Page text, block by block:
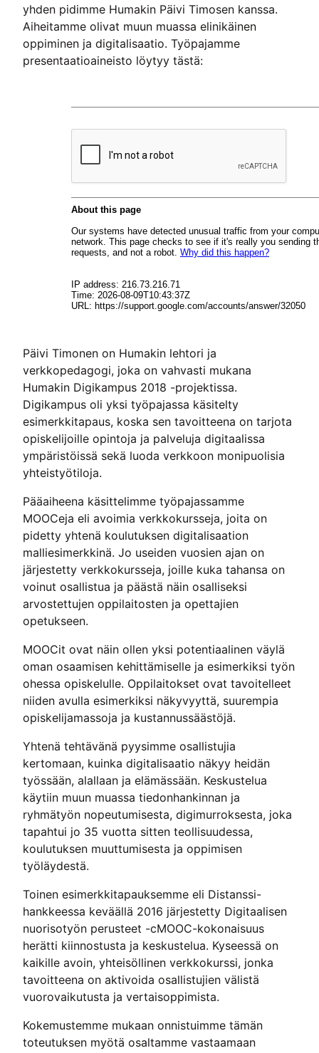
yhden pidimme Humakin Päivi Timosen kanssa.
Aiheitamme olivat muun muassa elinikäinen
oppiminen ja digitalisaatio. Työpajamme
presentaatioaineisto löytyy tästä:
Päivi Timonen on Humakin lehtori ja
verkkopedagogi, joka on vahvasti mukana
Humakin Digikampus 2018 -projektissa.
Digikampus oli yksi työpajassa käsitelty
esimerkkitapaus, koska sen tavoitteena on tarjota
opiskelijoille opintoja ja palveluja digitaalissa
ympäristöissä sekä luoda verkkoon monipuolisia
yhteistyötiloja.
Pääaiheena käsittelimme työpajassamme
MOOCeja eli avoimia verkkokursseja, joita on
pidetty yhtenä koulutuksen digitalisaation
malliesimerkkinä. Jo useiden vuosien ajan on
järjestetty verkkokursseja, joille kuka tahansa on
voinut osallistua ja päästä näin osalliseksi
arvostettujen oppilaitosten ja opettajien
opetukseen.
MOOCit ovat näin ollen yksi potentiaalinen väylä
oman osaamisen kehittämiselle ja esimerkiksi työn
ohessa opiskelulle. Oppilaitokset ovat tavoitelleet
niiden avulla esimerkiksi näkyvyyttä, suurempia
opiskelijamassoja ja kustannussäästöjä.
Yhtenä tehtävänä pyysimme osallistujia
kertomaan, kuinka digitalisaatio näkyy heidän
työssään, alallaan ja elämässään. Keskustelua
käytiin muun muassa tiedonhankinnan ja
ryhmätyön nopeutumisesta, digimurroksesta, joka
tapahtui jo 35 vuotta sitten teollisuudessa,
koulutuksen muuttumisesta ja oppimisen
työläydestä.
Toinen esimerkkitapauksemme eli Distanssi-
hankkeessa keväällä 2016 järjestetty Digitaalisen
nuorisotyön perusteet -cMOOC-kokonaisuus
herätti kiinnostusta ja keskustelua. Kyseessä on
kaikille avoin, yhteisöllinen verkkokurssi, jonka
tavoitteena on aktivoida osallistujien välistä
vuorovaikutusta ja vertaisoppimista.
Kokemustemme mukaan onnistuimme tämän
toteutuksen myötä osaltamme vastaamaan